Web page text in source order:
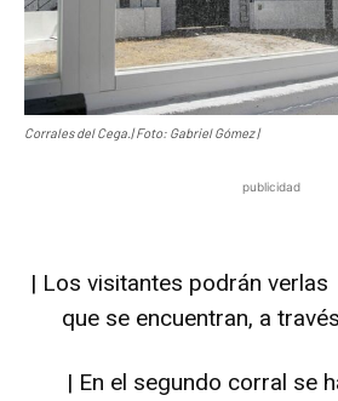
Corrales del Cega.| Foto: Gabriel Gómez |
publicidad
| Los visitantes podrán
que se encuentran, a
| En el segundo corral se